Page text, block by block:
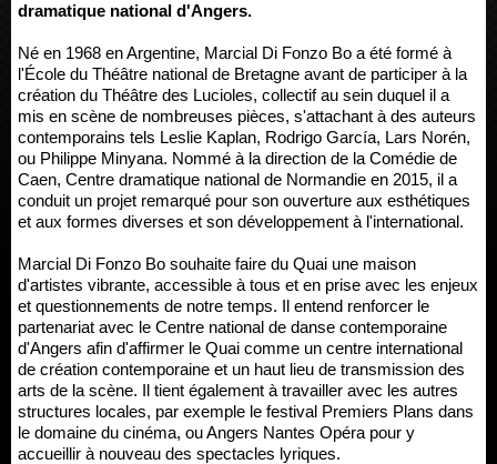
dramatique national d'Angers.
Né en 1968 en Argentine, Marcial Di Fonzo Bo a été formé à
l'École du Théâtre national de Bretagne avant de participer à la
création du Théâtre des Lucioles, collectif au sein duquel il a
mis en scène de nombreuses pièces, s'attachant à des auteurs
contemporains tels Leslie Kaplan, Rodrigo García, Lars Norén,
ou Philippe Minyana. Nommé à la direction de la Comédie de
Caen, Centre dramatique national de Normandie en 2015, il a
conduit un projet remarqué pour son ouverture aux esthétiques
et aux formes diverses et son développement à l'international.
Marcial Di Fonzo Bo souhaite faire du Quai une maison
d'artistes vibrante, accessible à tous et en prise avec les enjeux
et questionnements de notre temps. Il entend renforcer le
partenariat avec le Centre national de danse contemporaine
d'Angers afin d'affirmer le Quai comme un centre international
de création contemporaine et un haut lieu de transmission des
arts de la scène. Il tient également à travailler avec les autres
structures locales, par exemple le festival Premiers Plans dans
le domaine du cinéma, ou Angers Nantes Opéra pour y
accueillir à nouveau des spectacles lyriques.